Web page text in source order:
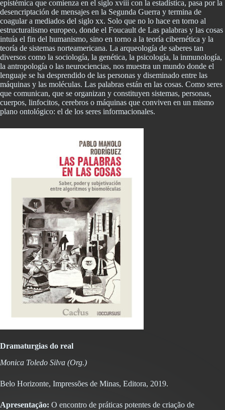
epistémica que comienza en el siglo xviii con la estadística, pasa por la
desencriptación de mensajes en la Segunda Guerra y termina de
coagular a mediados del siglo xx. Solo que no lo hace en torno al
estructuralismo europeo, donde el Foucault de Las palabras y las cosas
intuía el fin del humanismo, sino en torno a la teoría cibernética y la
teoría de sistemas norteamericana. La arqueología de saberes tan
diversos como la sociología, la genética, la psicología, la inmunología,
la antropología o las neurociencias, nos muestra un mundo donde el
lenguaje se ha desprendido de las personas y diseminado entre las
máquinas y las moléculas. Las palabras están en las cosas. Como seres
que comunican, que se organizan y constituyen sistemas, personas,
cuerpos, linfocitos, cerebros o máquinas que conviven en un mismo
plano ontológico: el de los seres informacionales.
Dramaturgias do real
Monica Toledo Silva (Org.)
Belo Horizonte, Impressões de Minas, Editora, 2019.
Apresentação: O encontro de práticas potentes de criação de